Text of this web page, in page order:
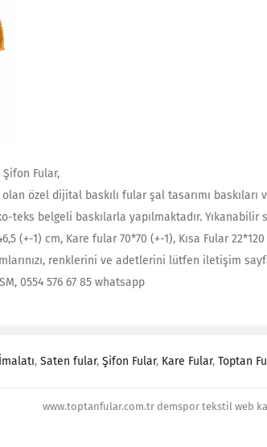
Şifon Fular,
özel dijital baskılı fular şal tasarımı
belgeli baskılarla yapılmaktadır.
(+-1) cm, Kare fular 70*70 (+-1), Kısa Fular
renklerini ve adetlerini lütfen iletişim
0554 576 67 85 whatsapp
, Saten fular, Şifon Fular, Kare Fular, Toptan
www.toptanfular.com.tr demspor tekstil web